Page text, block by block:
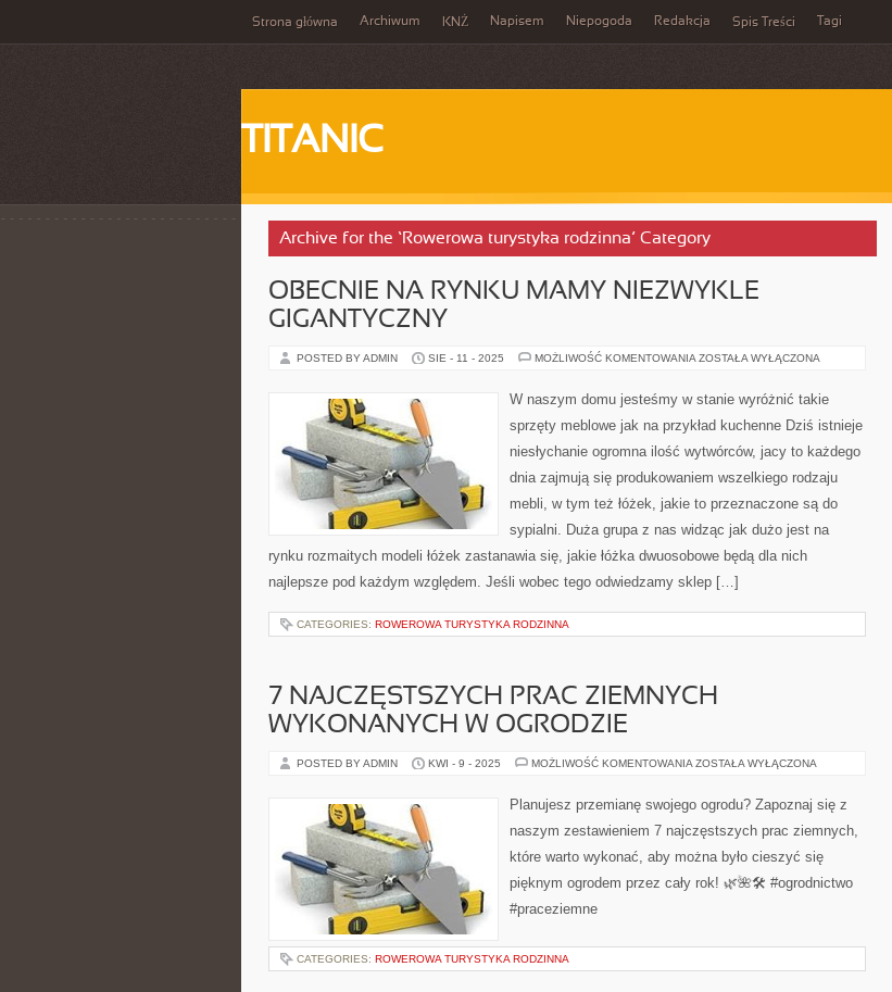
Strona główna Archiwum KNŻ Napisem Niepogoda Redakcja Spis Treści Tagi
TITANIC
Archive for the ‘Rowerowa turystyka rodzinna’ Category
OBECNIE NA RYNKU MAMY NIEZWYKLE
GIGANTYCZNY
POSTED BY ADMIN SIE - 11 - 2025 MOŻLIWOŚĆ KOMENTOWANIA OBECNIE
MAMY
NIEZWYKLE
ZOSTAŁA WYŁĄCZONA
W naszym domu jesteśmy w stanie wyróżnić takie
sprzęty meblowe jak na przykład kuchenne Dziś istnieje
niesłychanie ogromna ilość wytwórców, jacy to każdego
dnia zajmują się produkowaniem wszelkiego rodzaju
mebli, w tym też łóżek, jakie to przeznaczone są do
sypialni. Duża grupa z nas widząc jak dużo jest na
rynku rozmaitych modeli łóżek zastanawia się, jakie łóżka dwuosobowe będą dla nich
najlepsze pod każdym względem. Jeśli wobec tego odwiedzamy sklep […]
CATEGORIES: ROWEROWA TURYSTYKA RODZINNA
7 NAJCZĘSTSZYCH PRAC ZIEMNYCH
WYKONANYCH W OGRODZIE
POSTED BY ADMIN KWI - 9 - 2025 MOŻLIWOŚĆ KOMENTOWANIA 7
ZIEMNYCH
WYKONANYCH
OGRODZIE
ZOSTAŁA WYŁĄCZONA
Planujesz przemianę swojego ogrodu? Zapoznaj się z
naszym zestawieniem 7 najczęstszych prac ziemnych,
które warto wykonać, aby można było cieszyć się
pięknym ogrodem przez cały rok! 🌿🌺🛠️ #ogrodnictwo
#praceziemne
CATEGORIES: ROWEROWA TURYSTYKA RODZINNA